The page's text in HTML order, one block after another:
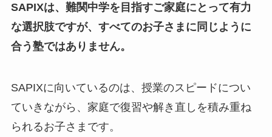
SAPIXは、難関中学を目指すご家庭にとって有力
な選択肢ですが、すべてのお子さまに同じように
合う塾ではありません。
SAPIXに向いているのは、授業のスピードについ
ていきながら、家庭で復習や解き直しを積み重ね
られるお子さまです。